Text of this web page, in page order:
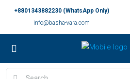
+8801343882230 (WhatsApp Only)
info@basha-vara.com